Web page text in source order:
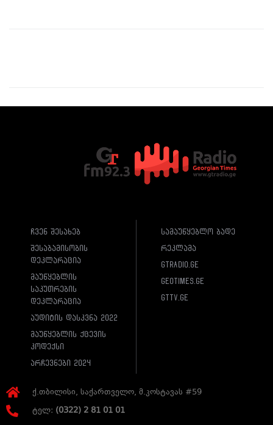
ჩვენ შესახებ
შესაბამისობის
დეკლარაცია
მაუწყებლის
საკუთრების
დეკლარაცია
აუდიტის დასკვნა 2022
მაუწყებლის ქცევის
კოდექსი
არჩევნები 2024
სამაუწყებლო ბადე
რეკლამა
gtradio.ge
geotimes.ge
gttv.ge
ქ.თბილისი, საქართველო, მ.კოსტავას #59
ტელ: (0322) 2 81 01 01